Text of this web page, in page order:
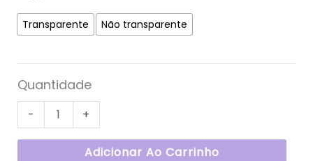
Transparente Não transparente
Quantidade
- +
Adicionar Ao Carrinho